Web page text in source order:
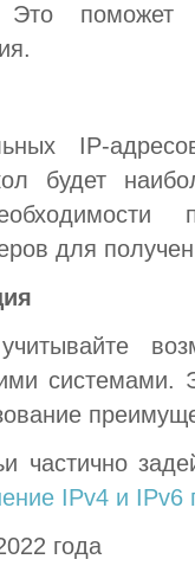
Это
IP-
будет
для
системами.
частично
IPv4 и IPv6
года